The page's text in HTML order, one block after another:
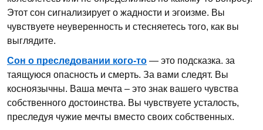
Этот сон сигнализирует о жадности и эгоизме. Вы
чувствуете неуверенность и стесняетесь того, как вы
выглядите.
Сон о преследовании кого-то — это подсказка. за
таящуюся опасность и смерть. За вами следят. Вы
косноязычны. Ваша мечта – это знак вашего чувства
собственного достоинства. Вы чувствуете усталость,
преследуя чужие мечты вместо своих собственных.